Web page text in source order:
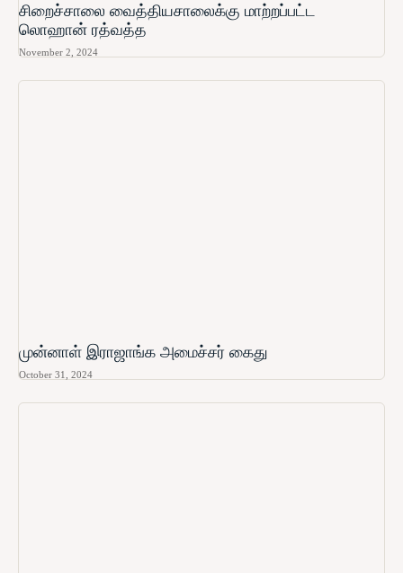
சிறைச்சாலை வைத்தியசாலைக்கு மாற்றப்பட்ட
லொஹான் ரத்வத்த
November 2, 2024
முன்னாள் இராஜாங்க அமைச்சர் கைது
October 31, 2024